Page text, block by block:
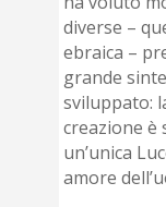
diverse –
ebraica –
grande
sviluppato:
creazione è
un’unica
amore